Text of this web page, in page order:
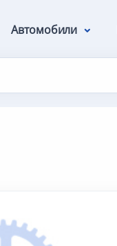
Автомобили